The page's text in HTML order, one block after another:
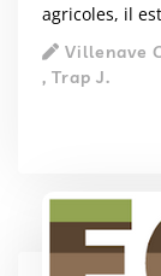
agricoles, il
Villenave
, Trap J.